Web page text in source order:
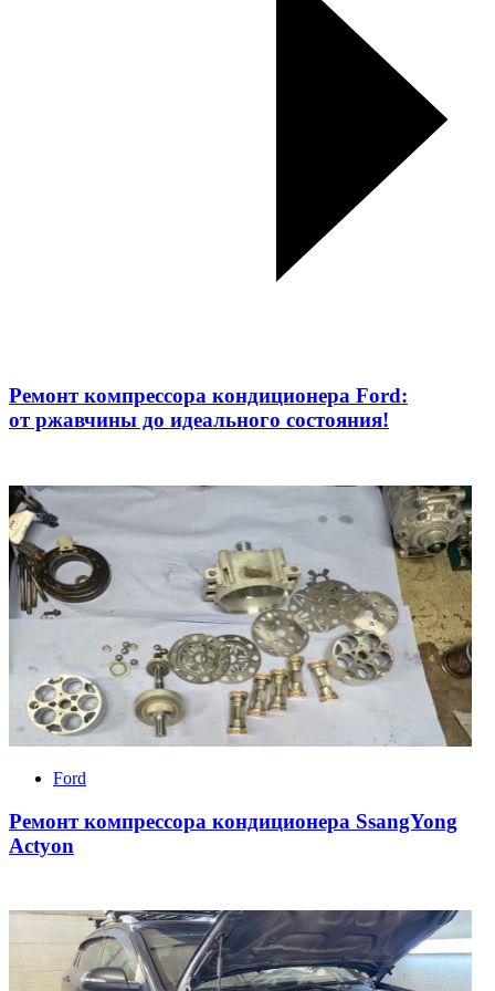
Ремонт компрессора кондиционера Ford:
от ржавчины до идеального состояния!
Ford
Ремонт компрессора кондиционера SsangYong
Actyon